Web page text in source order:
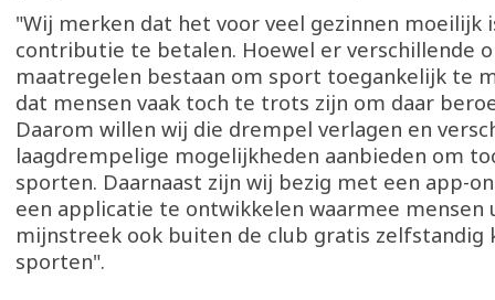
"Wij merken dat het voor veel gezinnen moeilijk
contributie te betalen. Hoewel er verschillende
maatregelen bestaan om sport toegankelijk te
dat mensen vaak toch te trots zijn om daar
Daarom willen wij die drempel verlagen en
laagdrempelige mogelijkheden aanbieden om
sporten. Daarnaast zijn wij bezig met een app-
een applicatie te ontwikkelen waarmee mensen
mijnstreek ook buiten de club gratis zelfstandig
sporten".